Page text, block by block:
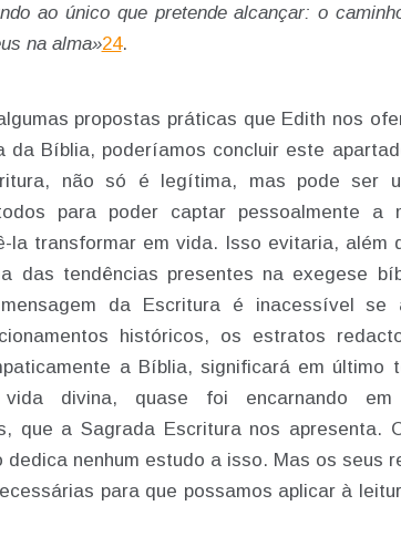
ao único que pretende alcançar: o
na alma»24.
propostas práticas que Edith nos
da Bíblia, poderíamos concluir este
não só é legítima, mas pode ser
para poder captar pessoalmente a
la transformar em vida. Isso evitaria, além
das tendências presentes na exegese
da Escritura é inacessível se
históricos, os estratos
a Bíblia, significará em último
divina, quase foi encarnando em
que a Sagrada Escritura nos apresenta.
nenhum estudo a isso. Mas os seus
para que possamos aplicar à